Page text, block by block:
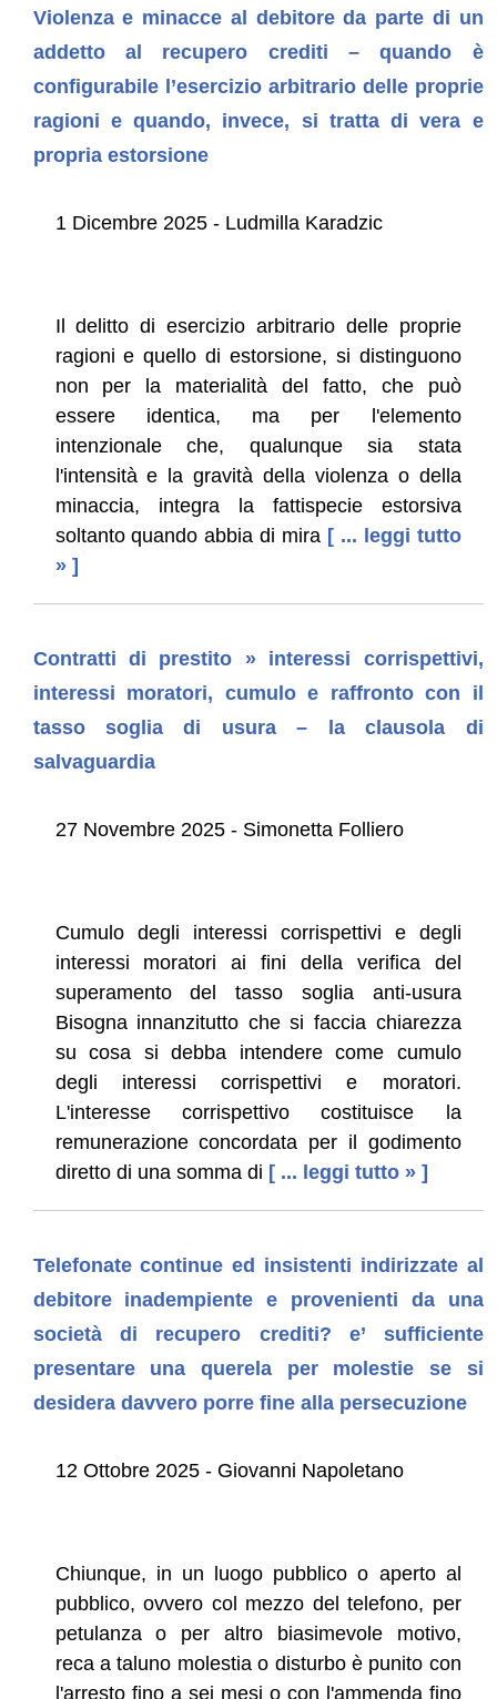
Violenza e minacce al debitore da parte di un
addetto al recupero crediti – quando è
configurabile l’esercizio arbitrario delle proprie
ragioni e quando, invece, si tratta di vera e
propria estorsione
1 Dicembre 2025 - Ludmilla Karadzic
Il delitto di esercizio arbitrario delle proprie
ragioni e quello di estorsione, si distinguono
non per la materialità del fatto, che può
essere identica, ma per l'elemento
intenzionale che, qualunque sia stata
l'intensità e la gravità della violenza o della
minaccia, integra la fattispecie estorsiva
soltanto quando abbia di mira [ ... leggi tutto
» ]
Contratti di prestito » interessi corrispettivi,
interessi moratori, cumulo e raffronto con il
tasso soglia di usura – la clausola di
salvaguardia
27 Novembre 2025 - Simonetta Folliero
Cumulo degli interessi corrispettivi e degli
interessi moratori ai fini della verifica del
superamento del tasso soglia anti-usura
Bisogna innanzitutto che si faccia chiarezza
su cosa si debba intendere come cumulo
degli interessi corrispettivi e moratori.
L'interesse corrispettivo costituisce la
remunerazione concordata per il godimento
diretto di una somma di [ ... leggi tutto » ]
Telefonate continue ed insistenti indirizzate al
debitore inadempiente e provenienti da una
società di recupero crediti? e’ sufficiente
presentare una querela per molestie se si
desidera davvero porre fine alla persecuzione
12 Ottobre 2025 - Giovanni Napoletano
Chiunque, in un luogo pubblico o aperto al
pubblico, ovvero col mezzo del telefono, per
petulanza o per altro biasimevole motivo,
reca a taluno molestia o disturbo è punito con
l'arresto fino a sei mesi o con l'ammenda fino